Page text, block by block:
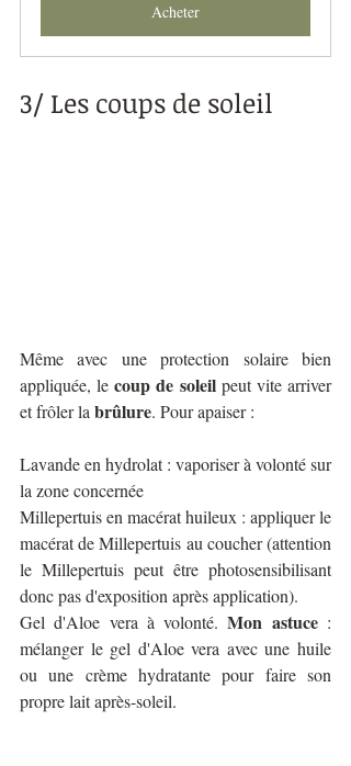
Acheter
3/ Les coups de soleil
Même avec une protection solaire bien
appliquée, le coup de soleil peut vite arriver
et frôler la brûlure. Pour apaiser :
Lavande en hydrolat : vaporiser à volonté sur
la zone concernée
Millepertuis en macérat huileux : appliquer le
macérat de Millepertuis au coucher (attention
le Millepertuis peut être photosensibilisant
donc pas d'exposition après application).
Gel d'Aloe vera à volonté. Mon astuce :
mélanger le gel d'Aloe vera avec une huile
ou une crème hydratante pour faire son
propre lait après-soleil.